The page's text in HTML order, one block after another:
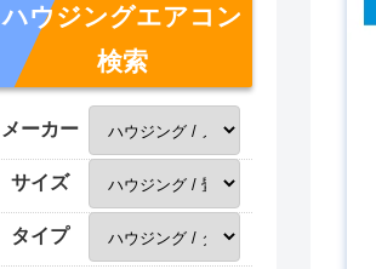
ハウジングエアコン
検索
メーカー
サイズ
タイプ